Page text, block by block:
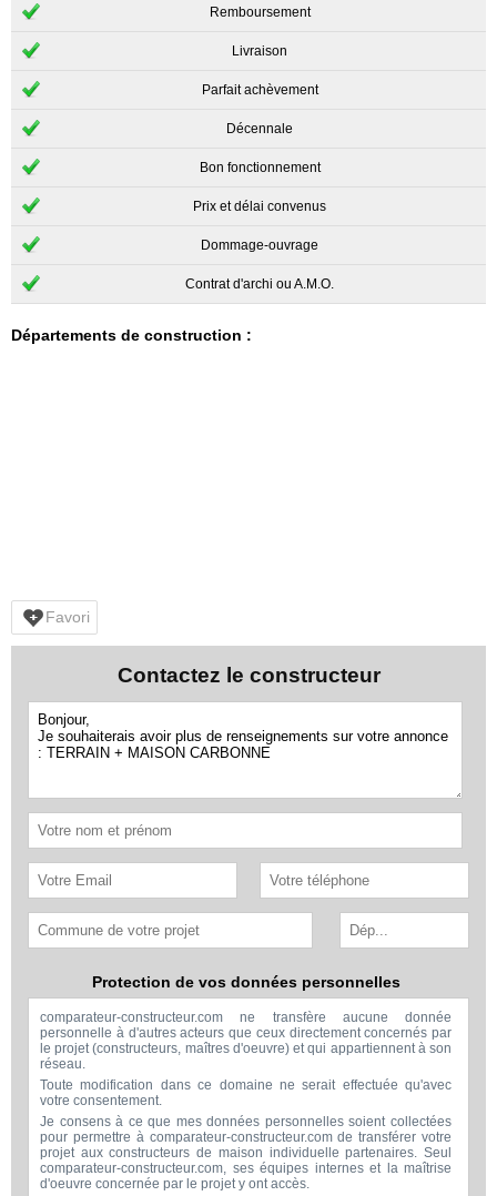
Remboursement
Livraison
Parfait achèvement
Décennale
Bon fonctionnement
Prix et délai convenus
Dommage-ouvrage
Contrat d'archi ou A.M.O.
Départements de construction :
Favori
Contactez le constructeur
Protection de vos données personnelles
comparateur-constructeur.com ne transfère aucune donnée
personnelle à d'autres acteurs que ceux directement concernés par
le projet (constructeurs, maîtres d'oeuvre) et qui appartiennent à son
réseau.
Toute modification dans ce domaine ne serait effectuée qu'avec
votre consentement.
Je consens à ce que mes données personnelles soient collectées
pour permettre à comparateur-constructeur.com de transférer votre
projet aux constructeurs de maison individuelle partenaires. Seul
comparateur-constructeur.com, ses équipes internes et la maîtrise
d'oeuvre concernée par le projet y ont accès.